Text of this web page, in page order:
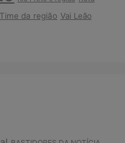
Time da região Vai Leão